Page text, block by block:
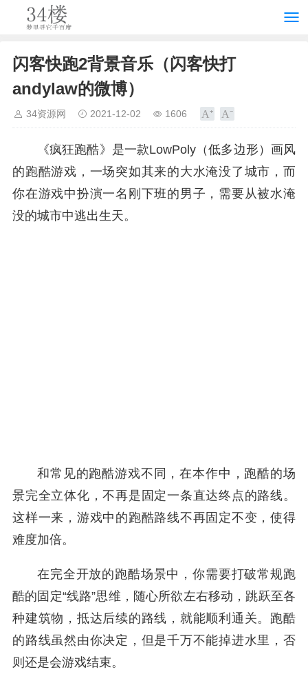
闪客快跑2背景音乐（闪客快打
andylaw的微博）
34资源网 2021-12-02 1606
《疯狂跑酷》是一款LowPoly（低多边形）画风
的跑酷游戏，一场突如其来的大水淹没了城市，而
你在游戏中扮演一名刚下班的男子，需要从被水淹
没的城市中逃出生天。
和常见的跑酷游戏不同，在本作中，跑酷的场
景完全立体化，不再是固定一条直达终点的路线。
这样一来，游戏中的跑酷路线不再固定不变，使得
难度加倍。
在完全开放的跑酷场景中，你需要打破常规跑
酷的固定“线路”思维，随心所欲左右移动，跳跃至各
种建筑物，抵达后续的路线，就能顺利通关。跑酷
的路线虽然由你决定，但是千万不能掉进水里，否
则还是会游戏结束。